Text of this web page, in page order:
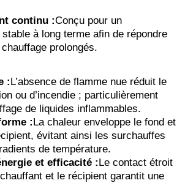
continu :Conçu pour un
à long terme afin de répondre
prolongés.
:L’absence de flamme nue réduit le
ou d’incendie ; particulièrement
de liquides inflammables.
:La chaleur enveloppe le fond et
évitant ainsi les surchauffes
de température.
et efficacité :Le contact étroit
et le récipient garantit une